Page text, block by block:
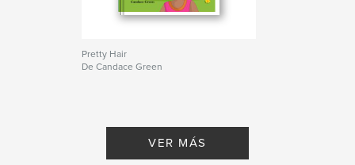
Pretty Hair
De Candace Green
VER MÁS